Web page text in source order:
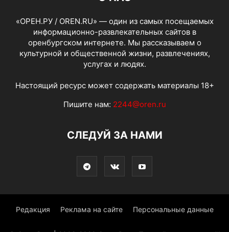
«ОРЕН.РУ / OREN.RU» — один из самых посещаемых
информационно-развлекательных сайтов в
оренбургском интернете. Мы рассказываем о
культурной и общественной жизни, развлечениях,
услугах и людях.
Настоящий ресурс может содержать материалы 18+
Пишите нам: 2244@oren.ru
СЛЕДУЙ ЗА НАМИ
Редакция Реклама на сайте Персональные данные